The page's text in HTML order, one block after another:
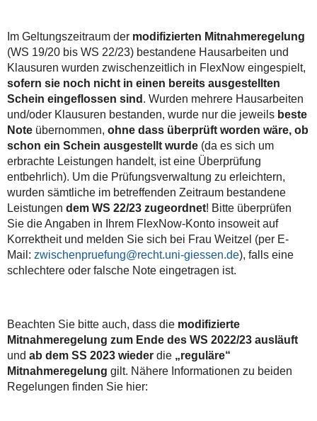
Im Geltungszeitraum der modifizierten Mitnahmeregelung
(WS 19/20 bis WS 22/23) bestandene Hausarbeiten und
Klausuren wurden zwischenzeitlich in FlexNow eingespielt,
sofern sie noch nicht in einen bereits ausgestellten
Schein eingeflossen sind . Wurden mehrere Hausarbeiten
und/oder Klausuren bestanden, wurde nur die jeweils beste
Noteübernommen, ohne dass überprüft worden wäre, ob
schon ein Schein ausgestellt wurde(da es sich um
erbrachte Leistungen handelt, ist eine Überprüfung
entbehrlich). Um die Prüfungsverwaltung zu erleichtern,
wurden sämtliche im betreffenden Zeitraum bestandene
Leistungen dem WS 22/23 zugeordnet! Bitte überprüfen
Sie die Angaben in Ihrem FlexNow-Konto insoweit auf
Korrektheit und melden Sie sich bei Frau Weitzel (per E-
Mail: zwischenpruefung@recht.uni-giessen.de), falls eine
schlechtere oder falsche Note eingetragen ist.
Beachten Sie bitte auch, dass die modifizierte
Mitnahmeregelung zum Ende des WS 2022/23 ausläuft
und ab dem SS 2023 wiederdie „reguläre“
Mitnahmeregelung gilt. Nähere Informationen zu beiden
Regelungen finden Sie hier: